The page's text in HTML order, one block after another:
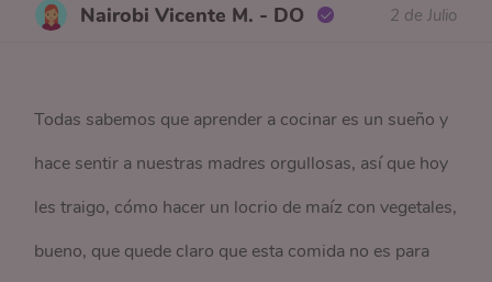
Nairobi Vicente M. - DO 2 de Julio
Todas sabemos que aprender a cocinar es un sueño y
hace sentir a nuestras madres orgullosas, así que hoy
les traigo, cómo hacer un locrio de maíz con vegetales,
bueno, que quede claro que esta comida no es para